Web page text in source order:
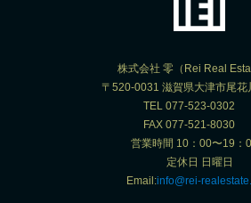
株式会社 零（Rei Real
〒520-0031 滋賀県大津市尾花
TEL 077-523-0302
FAX 077-521-8030
営業時間 10：00〜19
定休日 日曜日
Email:info@rei-